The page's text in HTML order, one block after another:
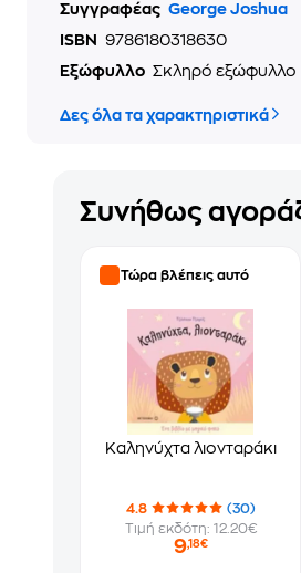
Συγγραφέας George Joshua
ISBN
9786180318630
Εξώφυλλο Σκληρό εξώφυλλο
Δες όλα τα χαρακτηριστικά
Συνήθως
Τώρα βλέπεις αυτό
Καληνύχτα λιονταράκι
4.8
(30)
Τιμή εκδότη: 12.20€
9,18€